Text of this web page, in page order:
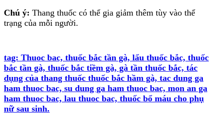
Chú ý: Thang thuốc có thể gia giảm thêm tùy vào thể
trạng của mỗi người.
tag: Thuoc bac, thuốc bắc tần gà, lẩu thuốc bắc, thuốc
bắc tần gà, thuốc bắc tiềm gà, gà tần thuốc bắc, tác
dụng của thang thuốc thuốc bắc hầm gà, tac dung ga
ham thuoc bac, su dung ga ham thuoc bac, mon an ga
ham thuoc bac, lau thuoc bac, thuốc bổ máu cho phụ
nữ sau sinh.